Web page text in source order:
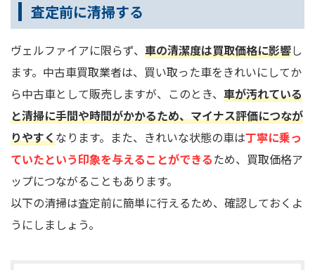
査定前に清掃する
ヴェルファイアに限らず、 車の清潔度は買取価格に影響し
ます。中古車買取業者は、買い取った車をきれいにしてか
ら中古車として販売しますが、このとき、 車が汚れている
と清掃に手間や時間がかかるため、マイナス評価につなが
りやすくなります。また、きれいな状態の車は丁寧に乗っ
ていたという印象を与えることができるため、買取価格ア
ップにつながることもあります。
以下の清掃は査定前に簡単に行えるため、確認しておくよ
うにしましょう。